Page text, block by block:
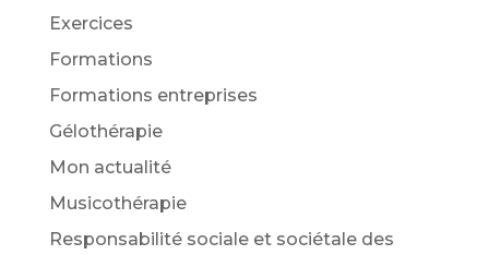
Exercices
Formations
Formations entreprises
Gélothérapie
Mon actualité
Musicothérapie
Responsabilité sociale et sociétale des